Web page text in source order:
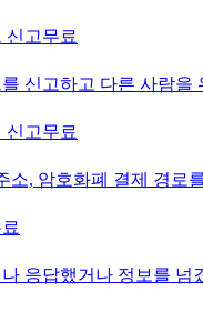
신고무료
신고하고 다른 사람을
신고무료
소, 암호화폐 결제 경로
응답했거나 정보를 넘